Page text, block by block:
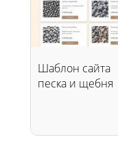
Шаблон сайта
песка и щебня